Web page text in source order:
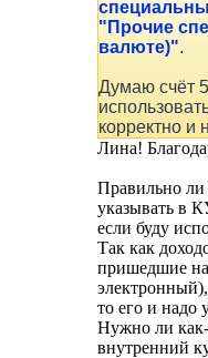
"Прочие
валюте)".
Думаю счёт
корректно и
Лина!
Правильно
указывать в
если буду
Так как
пришедшие на
то его и надо
Нужно ли
внутренний